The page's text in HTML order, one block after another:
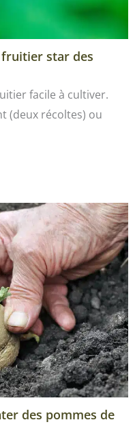
star des
facile à cultiver.
(deux récoltes) ou
des pommes de